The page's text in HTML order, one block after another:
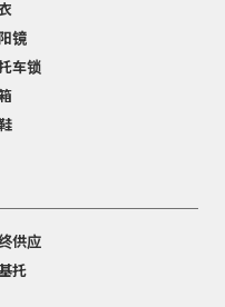
镜
车锁
供应
托